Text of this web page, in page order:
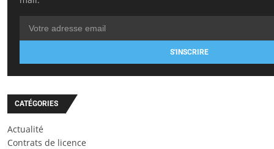
S'INSCRIRE
CATÉGORIES
Actualité
Contrats de licence